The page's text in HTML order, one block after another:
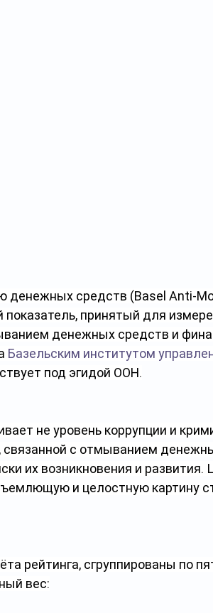
денежных средств (Basel Anti-
принятый для
денежных средств и
Базельским институтом
под эгидой ООН.
не уровень коррупции и
связанной с отмыванием
их возникновения и развития.
и целостную картину
рейтинга, сгруппированы по
вес: